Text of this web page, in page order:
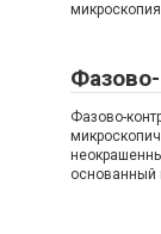
Фазово-
основанный